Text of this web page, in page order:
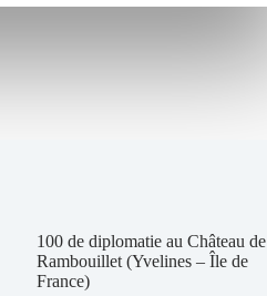
100 de diplomatie au Château de
Rambouillet (Yvelines – Île de
France)